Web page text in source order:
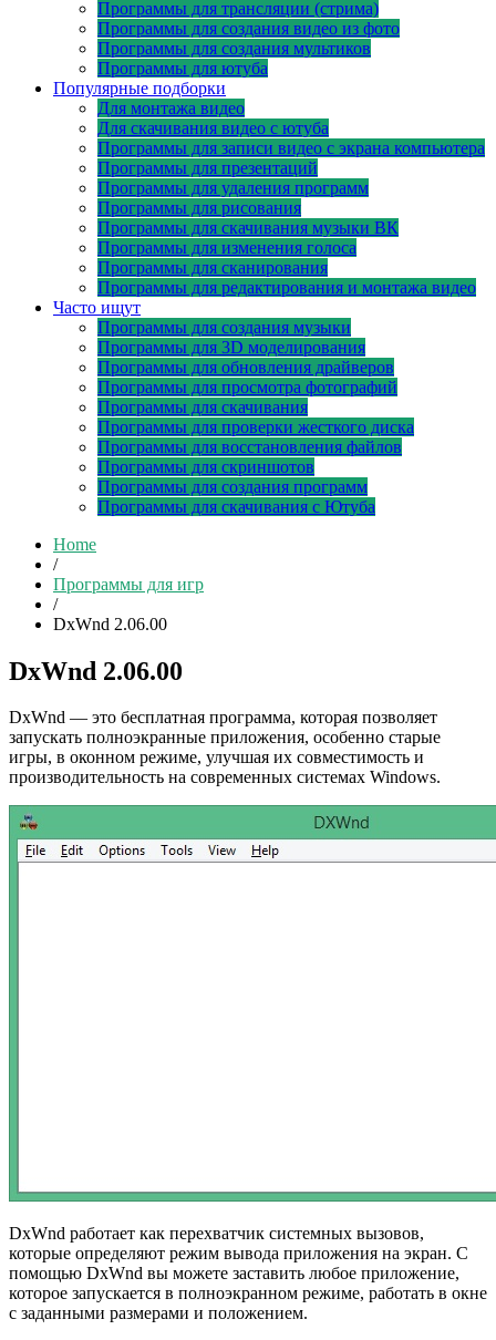
Программы для трансляции (стрима)
Программы для создания видео из фото
Программы для создания мультиков
Программы для ютуба
Популярные подборки
Для монтажа видео
Для скачивания видео с ютуба
Программы для записи видео с экрана компьютера
Программы для презентаций
Программы для удаления программ
Программы для рисования
Программы для скачивания музыки ВК
Программы для изменения голоса
Программы для сканирования
Программы для редактирования и монтажа видео
Часто ищут
Программы для создания музыки
Программы для 3D моделирования
Программы для обновления драйверов
Программы для просмотра фотографий
Программы для скачивания
Программы для проверки жесткого диска
Программы для восстановления файлов
Программы для скриншотов
Программы для создания программ
Программы для скачивания с Ютуба
Home
/
Программы для игр
/
DxWnd 2.06.00
DxWnd 2.06.00
DxWnd — это бесплатная программа, которая позволяет
запускать полноэкранные приложения, особенно старые
игры, в оконном режиме, улучшая их совместимость и
производительность на современных системах Windows.
DxWnd работает как перехватчик системных вызовов,
которые определяют режим вывода приложения на экран. С
помощью DxWnd вы можете заставить любое приложение,
которое запускается в полноэкранном режиме, работать в окне
с заданными размерами и положением.